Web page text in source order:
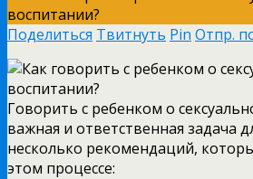
Поделиться Твитнуть Pin Отпр.
Говорить с ребенком о
важная и ответственная задача
несколько рекомендаций,
этом процессе: